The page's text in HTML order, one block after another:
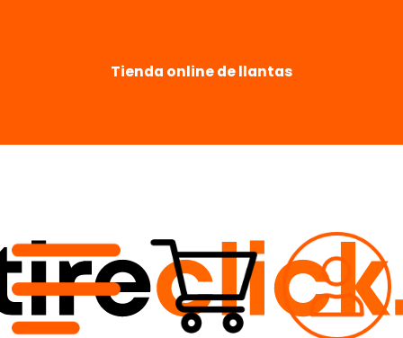
Tienda online de llantas